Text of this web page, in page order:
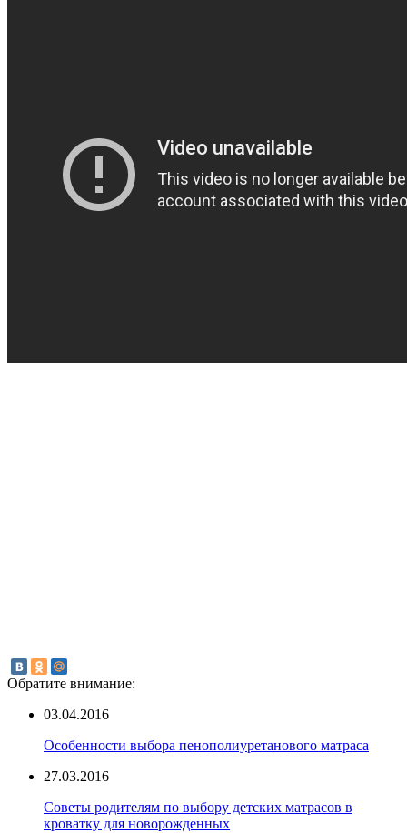
Обратите внимание:
03.04.2016
Особенности выбора пенополиуретанового матраса
27.03.2016
Советы родителям по выбору детских матрасов в
кроватку для новорожденных